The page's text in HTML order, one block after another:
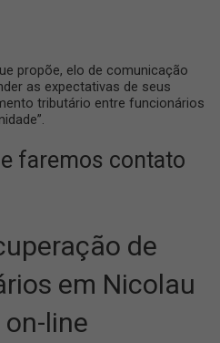
propõe, elo de comunicação
as expectativas de seus
tributário entre funcionários
faremos contato
de
em Nicolau
on-line